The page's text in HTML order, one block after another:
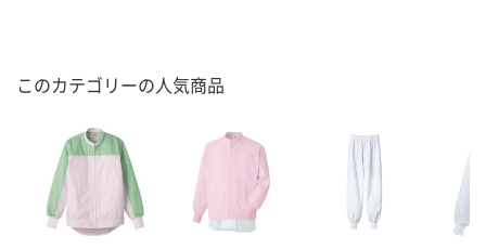
このカテゴリーの人気商品